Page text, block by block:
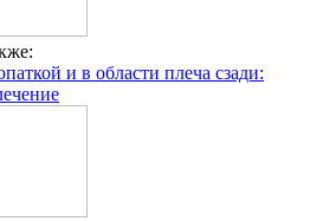
и в области плеча сзади: